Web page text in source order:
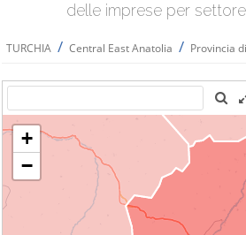
delle imprese per
TURCHIA / Central East Anatolia / Provincia